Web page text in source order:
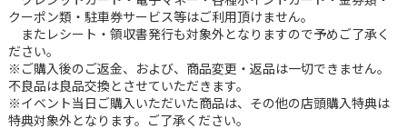
クーポン類・駐車券サービス等はご利用頂けません。
またレシート・領収書発行も対象外となりますので予めご了承く
ださい。
※ご購入後のご返金、および、商品変更・返品は一切できません。
不良品は良品交換とさせていただきます。
※イベント当日ご購入いただいた商品は、その他の店頭購入特典は
特典対象外となります。ご了承ください。